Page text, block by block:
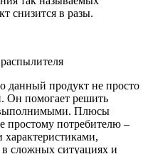
снизится в разы.
данный продукт не просто
Он помогает решить
Плюсы
простому потребителю –
в сложных ситуациях и